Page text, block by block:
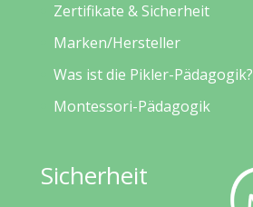
Zertifikate & Sicherheit
Marken/Hersteller
Was ist die Pikler-Pädagogik?
Montessori-Pädagogik
Sicherheit